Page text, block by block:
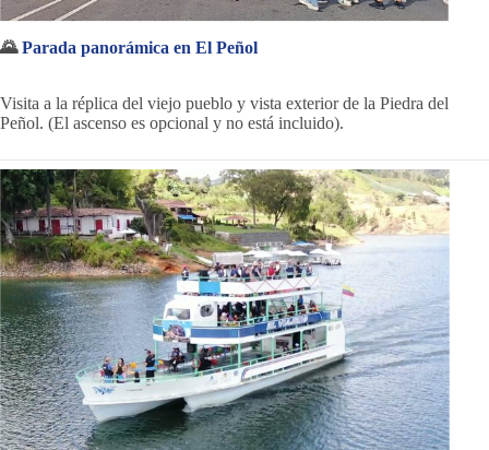
🌄Parada panorámica en El Peñol
Visita a la réplica del viejo pueblo y vista exterior de la Piedra del
Peñol. (El ascenso es opcional y no está incluido).